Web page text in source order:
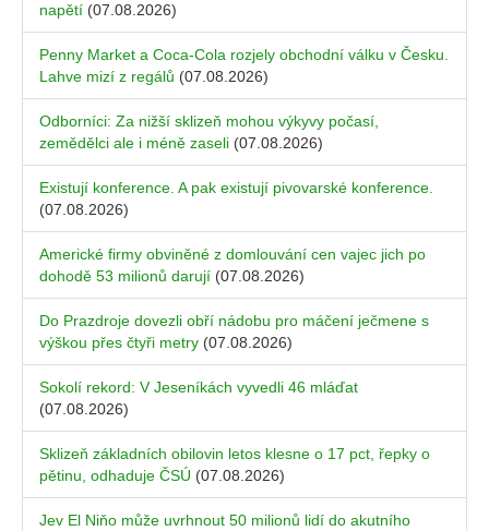
napětí (07.08.2026)
Penny Market a Coca-Cola rozjely obchodní válku v Česku.
Lahve mizí z regálů (07.08.2026)
Odborníci: Za nižší sklizeň mohou výkyvy počasí,
zemědělci ale i méně zaseli (07.08.2026)
Existují konference. A pak existují pivovarské konference.
(07.08.2026)
Americké firmy obviněné z domlouvání cen vajec jich po
dohodě 53 milionů darují (07.08.2026)
Do Prazdroje dovezli obří nádobu pro máčení ječmene s
výškou přes čtyři metry (07.08.2026)
Sokolí rekord: V Jeseníkách vyvedli 46 mláďat
(07.08.2026)
Sklizeň základních obilovin letos klesne o 17 pct, řepky o
pětinu, odhaduje ČSÚ (07.08.2026)
Jev El Niňo může uvrhnout 50 milionů lidí do akutního